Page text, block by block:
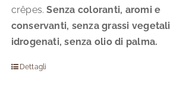
crêpes.Senza coloranti, aromi e
conservanti, senza grassi vegetali
idrogenati, senza olio di palma.
Dettagli